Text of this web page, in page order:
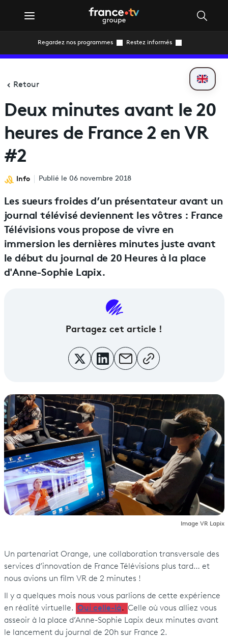
Regardez nos programmes Restez informés
Retour
Deux minutes avant le 20
heures de France 2 en VR
#2
Info Publié le 06 novembre 2018
Les sueurs froides d’un présentateur avant un
journal télévisé deviennent les vôtres : France
Télévisions vous propose de vivre en
immersion les dernières minutes juste avant
le début du journal de 20 Heures à la place
d'Anne-Sophie Lapix.
Partagez cet article !
Image VR Lapix
Un partenariat Orange, une collaboration transversale des
services d’innovation de France Télévisions plus tard… et
nous avions un film VR de 2 minutes !
Il y a quelques mois nous vous parlions de cette expérience
en réalité virtuelle. Oui celle-là. Celle où vous alliez vous
asseoir à la place d’Anne-Sophie Lapix deux minutes avant
le lancement du journal de 20h sur France 2.